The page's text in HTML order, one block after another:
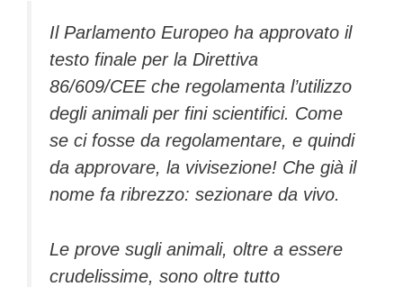
Il Parlamento Europeo ha approvato il
testo finale per la Direttiva
86/609/CEE che regolamenta l’utilizzo
degli animali per fini scientifici. Come
se ci fosse da regolamentare, e quindi
da approvare, la vivisezione! Che già il
nome fa ribrezzo: sezionare da vivo.
Le prove sugli animali, oltre a essere
crudelissime, sono oltre tutto